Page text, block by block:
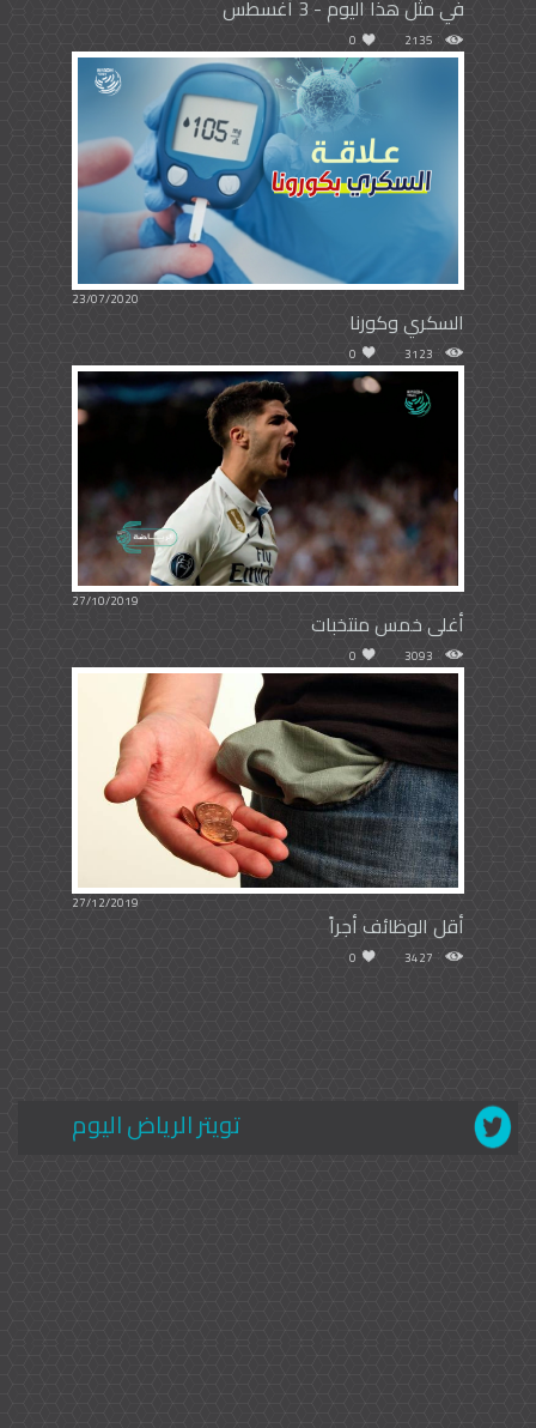
في مثل هذا اليوم - 3 أغسطس
2135
0
23/07/2020
السكري وكورنا
3123
0
27/10/2019
أغلى خمس منتخبات
3093
0
27/12/2019
أقل الوظائف أجراً
3427
0
تويتر الرياض اليوم